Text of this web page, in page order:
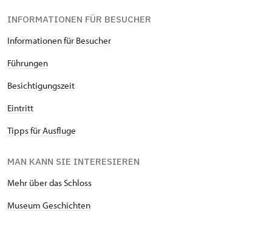
INFORMATIONEN FÜR BESUCHER
Informationen für Besucher
Führungen
Besichtigungszeit
Eintritt
Tipps für Ausfluge
MAN KANN SIE INTERESIEREN
Mehr über das Schloss
Museum Geschichten